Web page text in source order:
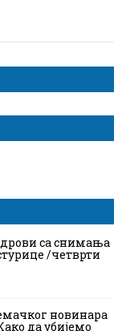
са снимања
/четврти
новинара
да убијемо